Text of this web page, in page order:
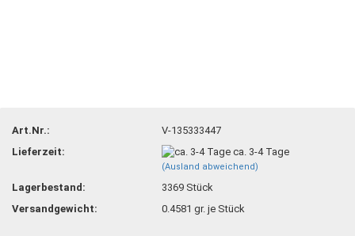
Art.Nr.:
V-135333447
Lieferzeit:
ca. 3-4 Tage
(Ausland abweichend)
Lagerbestand: 3369 Stück
Versandgewicht:
0.4581 gr. je Stück